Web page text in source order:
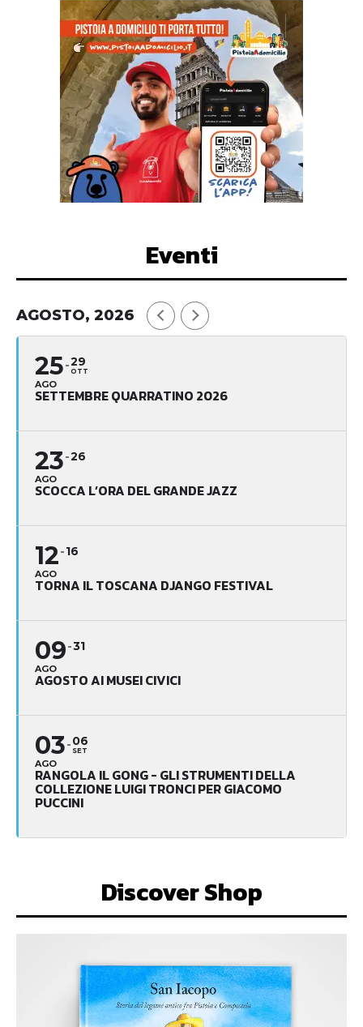
Eventi
AGOSTO, 2026
25
AGO
29
OTT
SETTEMBRE QUARRATINO 2026
23
AGO
26
SCOCCA L’ORA DEL GRANDE JAZZ
12
AGO
16
TORNA IL TOSCANA DJANGO FESTIVAL
09
AGO
31
AGOSTO AI MUSEI CIVICI
03
AGO
06
SET
RANGOLA IL GONG - GLI STRUMENTI DELLA
COLLEZIONE LUIGI TRONCI PER GIACOMO
PUCCINI
Discover Shop